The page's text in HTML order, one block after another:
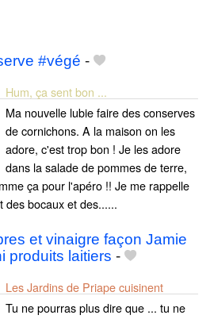
#végé -
Hum, ça sent bon ...
Ma nouvelle lubie faire des conserves
de cornichons. A la maison on les
adore, c'est trop bon ! Je les adore
dans la salade de pommes de terre,
ça pour l'apéro !! Je me rappelle
des bocaux et des......
et vinaigre façon Jamie
produits laitiers -
Les Jardins de Priape cuisinent
Tu ne pourras plus dire que ... tu ne